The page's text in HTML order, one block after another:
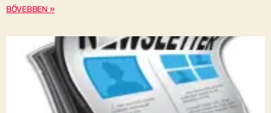
BŐVEBBEN »